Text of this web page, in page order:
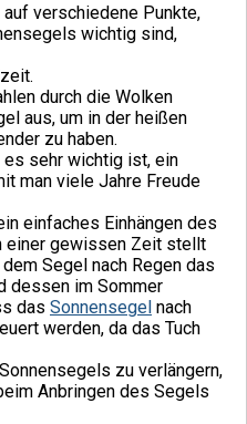
verschiedene Punkte,
wichtig sind,
durch die Wolken
aus, um in der heißen
zu haben.
sehr wichtig ist, ein
man viele Jahre Freude
einfaches Einhängen des
einer gewissen Zeit stellt
Segel nach Regen das
dessen im Sommer
das Sonnensegel nach
werden, da das Tuch
zu verlängern,
Anbringen des Segels